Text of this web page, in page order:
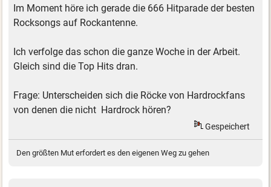
Im Moment höre ich gerade die 666 Hitparade der besten
Rocksongs auf Rockantenne.
Ich verfolge das schon die ganze Woche in der Arbeit.
Gleich sind die Top Hits dran.
Frage: Unterscheiden sich die Röcke von Hardrockfans
von denen die nicht Hardrock hören?
Gespeichert
Den größten Mut erfordert es den eigenen Weg zu gehen